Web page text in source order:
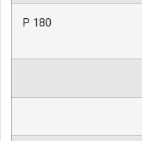
P 180